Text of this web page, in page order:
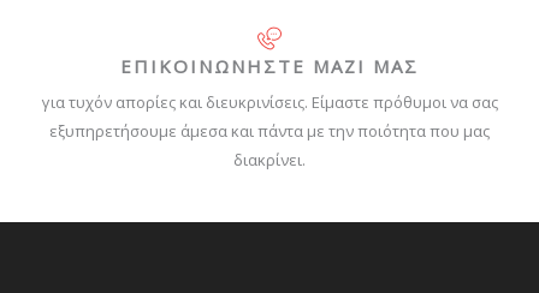
ΕΠΙΚΟΙΝΩΝΗΣΤΕ ΜΑΖΙ ΜΑΣ
για τυχόν απορίες και διευκρινίσεις. Είμαστε πρόθυμοι να σας
εξυπηρετήσουμε άμεσα και πάντα με την ποιότητα που μας
διακρίνει.